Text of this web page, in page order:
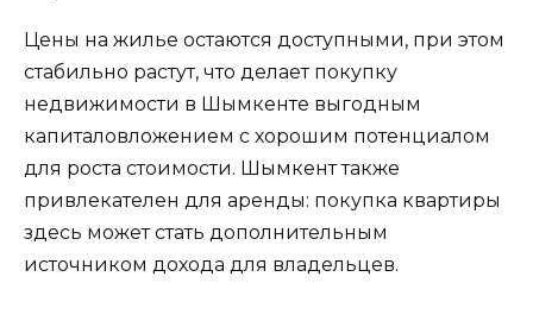
Цены на жилье остаются доступными, при этом
стабильно растут, что делает покупку
недвижимости в Шымкенте выгодным
капиталовложением с хорошим потенциалом
для роста стоимости. Шымкент также
привлекателен для аренды: покупка квартиры
здесь может стать дополнительным
источником дохода для владельцев.